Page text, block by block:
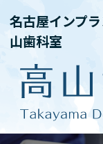
名古屋インプ
山歯科室